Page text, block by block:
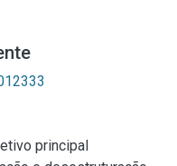
principal